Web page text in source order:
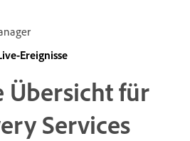
Ereignisse
Übersicht für
Services